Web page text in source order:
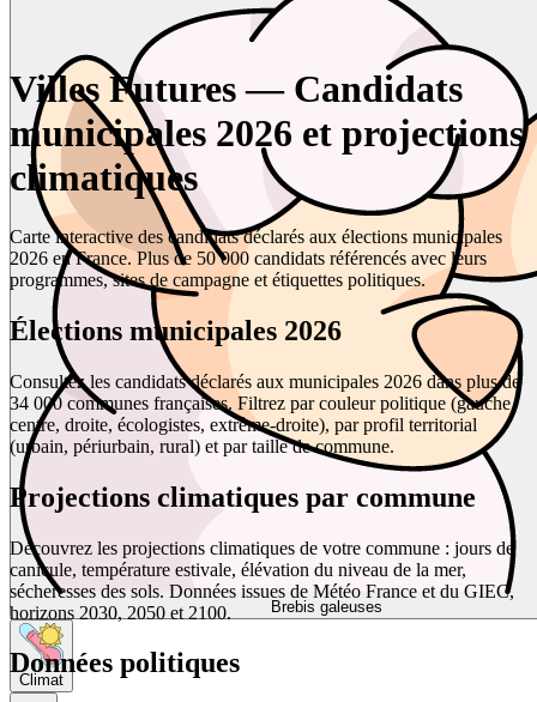
Brebis galeuses
Climat
Villes Futures — Candidats
municipales 2026 et projections
climatiques
Carte interactive des candidats déclarés aux élections municipales
2026 en France. Plus de 50 000 candidats référencés avec leurs
programmes, sites de campagne et étiquettes politiques.
Élections municipales 2026
Consultez les candidats déclarés aux municipales 2026 dans plus de
34 000 communes françaises. Filtrez par couleur politique (gauche,
centre, droite, écologistes, extrême-droite), par profil territorial
(urbain, périurbain, rural) et par taille de commune.
Projections climatiques par commune
Découvrez les projections climatiques de votre commune : jours de
canicule, température estivale, élévation du niveau de la mer,
sécheresses des sols. Données issues de Météo France et du GIEC,
horizons 2030, 2050 et 2100.
Données politiques